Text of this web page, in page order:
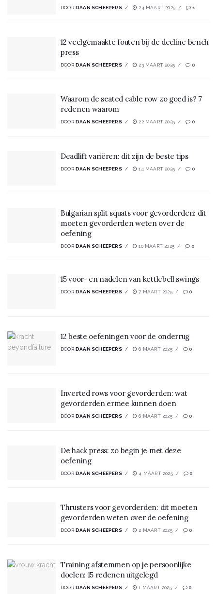
DOOR DAAN SCHEEPERS 24 MAART 2025 1
12 veelgemaakte fouten bij de decline bench
press
DOOR DAAN SCHEEPERS 23 MAART 2025 0
Waarom de seated cable row zo goed is? 7
redenen waarom
DOOR DAAN SCHEEPERS 22 MAART 2025 0
Deadlift variëren: dit zijn de beste tips
DOOR DAAN SCHEEPERS 14 MAART 2025 0
Bulgarian split squats voor gevorderden: dit
moeten gevorderden weten over de
oefening
DOOR DAAN SCHEEPERS 10 MAART 2025 0
15 voor- en nadelen van kettlebell swings
DOOR DAAN SCHEEPERS 7 MAART 2025 0
12 beste oefeningen voor de onderrug
DOOR DAAN SCHEEPERS 6 MAART 2025 0
Inverted rows voor gevorderden: wat
gevorderden ermee kunnen doen
DOOR DAAN SCHEEPERS 6 MAART 2025 0
De hack press: zo begin je met deze
oefening
DOOR DAAN SCHEEPERS 4 MAART 2025 0
Thrusters voor gevorderden: dit moeten
gevorderden weten over de oefening
DOOR DAAN SCHEEPERS 2 MAART 2025 0
Training afstemmen op je persoonlijke
doelen: 15 redenen uitgelegd
DOOR DAAN SCHEEPERS 1 MAART 2025 0